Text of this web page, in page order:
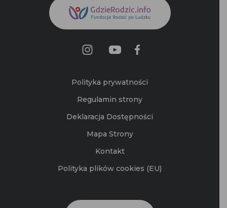
Polityka prywatności
Regulamin strony
Deklaracja Dostępności
Mapa Strony
Kontakt
Polityka plików cookies (EU)